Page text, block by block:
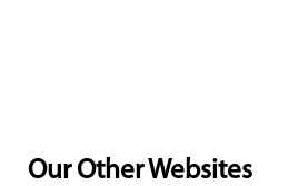
Our Other Websites